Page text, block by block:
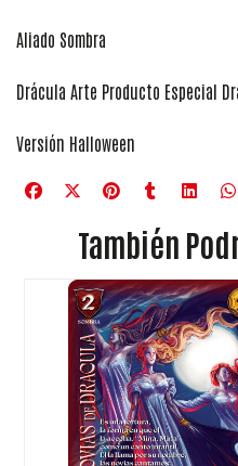
Aliado Sombra
Drácula Arte Producto Especial
Versión Halloween
También